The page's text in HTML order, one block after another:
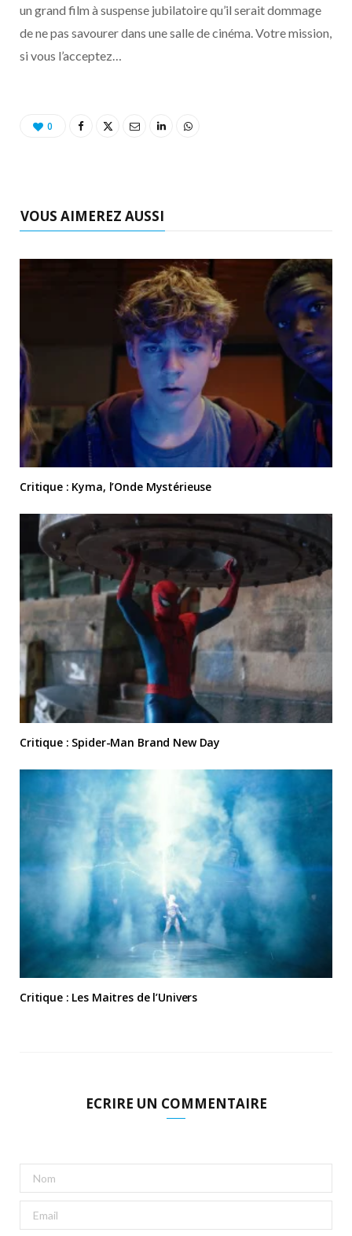
un grand film à suspense jubilatoire qu’il serait dommage
de ne pas savourer dans une salle de cinéma. Votre mission,
si vous l’acceptez…
0
VOUS AIMEREZ AUSSI
Critique : Kyma, l’Onde Mystérieuse
Critique : Spider-Man Brand New Day
Critique : Les Maitres de l’Univers
ECRIRE UN COMMENTAIRE